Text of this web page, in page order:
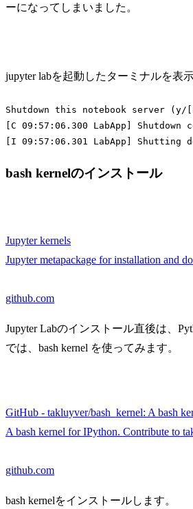
ーになってしまいました。
jupyter labを起動したターミナルを表
Shutdown this notebook server (y/
[C 09 : 57 : 06.300 LabApp] Shutdown
[I 09 : 57 : 06.301 LabApp] Shutting
bash kernelのインストール
Jupyter kernels
Jupyter metapackage for installation and
github.com
Jupyter Labのインストール直後は、
では、bash kernel を使ってみます。
GitHub - takluyver/bash_kernel: A bash
A bash kernel for IPython. Contribute to
github.com
bash kernelをインストールします。